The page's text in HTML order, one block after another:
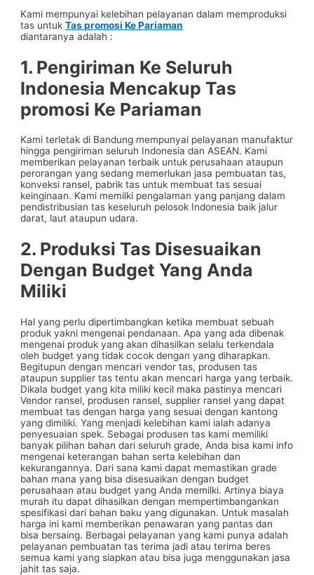
Kami mempunyai kelebihan pelayanan dalam memproduksi
tas untukTas promosi Ke Pariaman
diantaranya adalah :
1. Pengiriman Ke Seluruh
Indonesia MencakupTas
promosi Ke Pariaman
Kami terletak di Bandung mempunyai pelayanan manufaktur
hingga pengiriman seluruh Indonesia dan ASEAN. Kami
memberikan pelayanan terbaik untuk perusahaan ataupun
perorangan yang sedang memerlukan jasa pembuatan tas,
konveksi ransel, pabrik tas untuk membuat tas sesuai
keinginaan. Kami memilki pengalaman yang panjang dalam
pendistribusian tas keseluruh pelosok Indonesia baik jalur
darat, laut ataupun udara.
2. Produksi Tas Disesuaikan
Dengan Budget Yang Anda
Miliki
Hal yang perlu dipertimbangkan ketika membuat sebuah
produk yakni mengenai pendanaan. Apa yang ada dibenak
mengenai produk yang akan dihasilkan selalu terkendala
oleh budget yang tidak cocok dengan yang diharapkan.
Begitupun dengan mencari vendor tas, produsen tas
ataupun supplier tas tentu akan mencari harga yang terbaik.
Dikala budget yang kita miliki kecil maka pastinya mencari
Vendor ransel, produsen ransel, supplier ransel yang dapat
membuat tas dengan harga yang sesuai dengan kantong
yang dimiliki. Yang menjadi kelebihan kami ialah adanya
penyesuaian spek. Sebagai produsen tas kami memiliki
banyak pilihan bahan dari seluruh grade, Anda bisa kami info
mengenai keterangan bahan serta kelebihan dan
kekurangannya. Dari sana kami dapat memastikan grade
bahan mana yang bisa disesuaikan dengan budget
perusahaan atau budget yang Anda memilki. Artinya biaya
murah itu dapat dihasilkan dengan mempertimbangankan
spesifikasi dari bahan baku yang digunakan. Untuk masalah
harga ini kami memberikan penawaran yang pantas dan
bisa bersaing. Berbagai pelayanan yang kami punya adalah
pelayanan pembuatan tas terima jadi atau terima beres
semua kami yang siapkan atau bisa juga menggunakan jasa
jahit tas saja.